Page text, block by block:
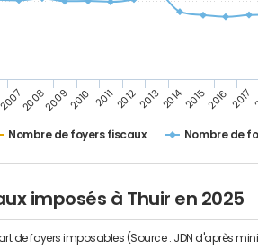
Nombre de foyers fiscaux Nombre de
2007200820092010 201120122013201420152016 2017
imposés à Thuir en 2025
de foyers imposables (Source : JDN d'après